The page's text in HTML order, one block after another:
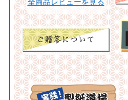
全商品レビューを見る